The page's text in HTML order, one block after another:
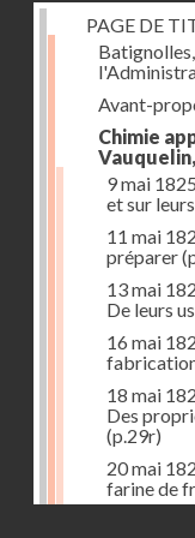
PAGE DE
Avant-
Chimie
9 mai
et sur
11 mai
préparer
13 mai
De leurs
16 mai
18 mai
Des
(p.29r)
20 mai
farine de